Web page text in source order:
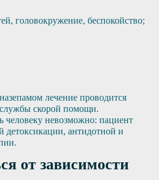
головокружение, беспокойство;
лечение проводится
скорой помощи.
человеку невозможно: пациент
детоксикации, антидотной и
от зависимости